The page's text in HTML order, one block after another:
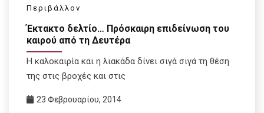
Περιβάλλον
Έκτακτο δελτίο… Πρόσκαιρη επιδείνωση του
καιρού από τη Δευτέρα
Η καλοκαιρία και η λιακάδα δίνει σιγά σιγά τη θέση
της στις βροχές και στις
23 Φεβρουαρίου, 2014